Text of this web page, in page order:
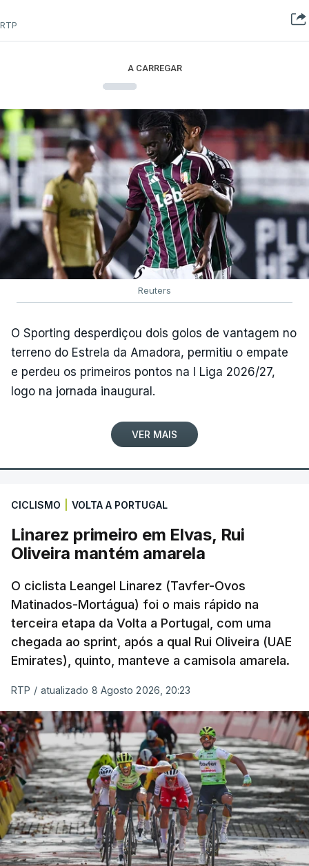
RTP
A CARREGAR
Reuters
O Sporting desperdiçou dois golos de vantagem no
terreno do Estrela da Amadora, permitiu o empate
e perdeu os primeiros pontos na I Liga 2026/27,
logo na jornada inaugural.
VER MAIS
CICLISMO VOLTA A PORTUGAL
Linarez primeiro em Elvas, Rui
Oliveira mantém amarela
O ciclista Leangel Linarez (Tavfer-Ovos
Matinados-Mortágua) foi o mais rápido na
terceira etapa da Volta a Portugal, com uma
chegada ao sprint, após a qual Rui Oliveira (UAE
Emirates), quinto, manteve a camisola amarela.
RTP / atualizado 8 Agosto 2026, 20:23